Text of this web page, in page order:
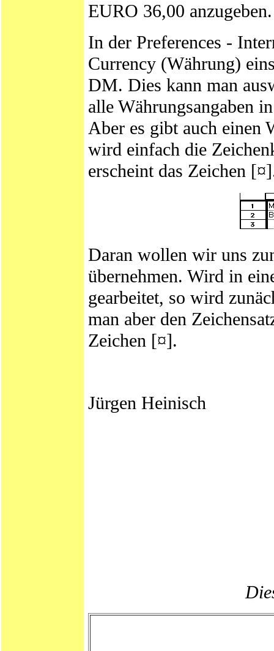
EURO 36,00 anzugeben.
In der Preferences -
Currency (Währung)
DM. Dies kann man
alle Währungsangaben
Aber es gibt auch einen
wird einfach die
erscheint das Zeichen
Daran wollen wir uns
übernehmen. Wird in
gearbeitet, so wird
man aber den
Zeichen [¤].
Jürgen Heinisch